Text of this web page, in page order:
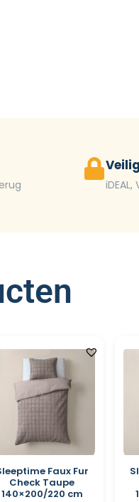
Faux Fur
Check Taupe
140×200/220 cm